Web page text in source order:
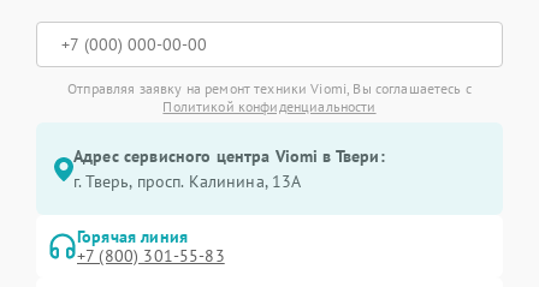
Отправляя заявку на ремонт техники Viomi, Вы соглашаетесь с
Политикой конфиденциальности
Адрес сервисного центра Viomi в Твери:
г. Тверь, просп. Калинина, 13А
Горячая линия
+7 (800) 301-55-83